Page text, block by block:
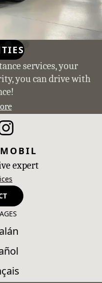
services, your
you can drive with
expert